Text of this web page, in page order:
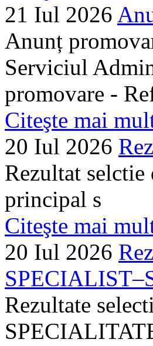
21 Iul 2026
Anunț
Serviciul
promovare -
Citeşte mai
20 Iul 2026
Rezultat selctie
principal s
Citeşte mai
20 Iul 2026
Rezultate